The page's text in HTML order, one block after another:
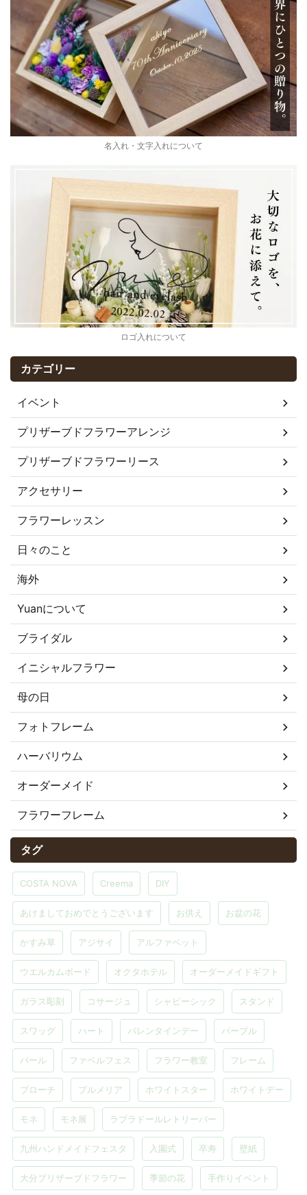
名入れ・文字入れについて
ロゴ入れについて
カテゴリー
イベント
プリザーブドフラワーアレンジ
プリザーブドフラワーリース
アクセサリー
フラワーレッスン
日々のこと
海外
Yuanについて
ブライダル
イニシャルフラワー
母の日
フォトフレーム
ハーバリウム
オーダーメイド
フラワーフレーム
タグ
COSTA NOVA Creema DIY
あけましておめでとうございます お供え お盆の花
かすみ草 アジサイ アルファベット
ウエルカムボード オクタホテル オーダーメイドギフト
ガラス彫刻 コサージュ シャビーシック スタンド
スワッグ ハート バレンタインデー パープル
パール ファベルフェス フラワー教室 フレーム
ブローチ プルメリア ホワイトスター ホワイトデー
モネ モネ展 ラブラドールレトリーバー
九州ハンドメイドフェスタ 入園式 卒寿 壁紙
大分プリザーブドフラワー 季節の花 手作りイベント